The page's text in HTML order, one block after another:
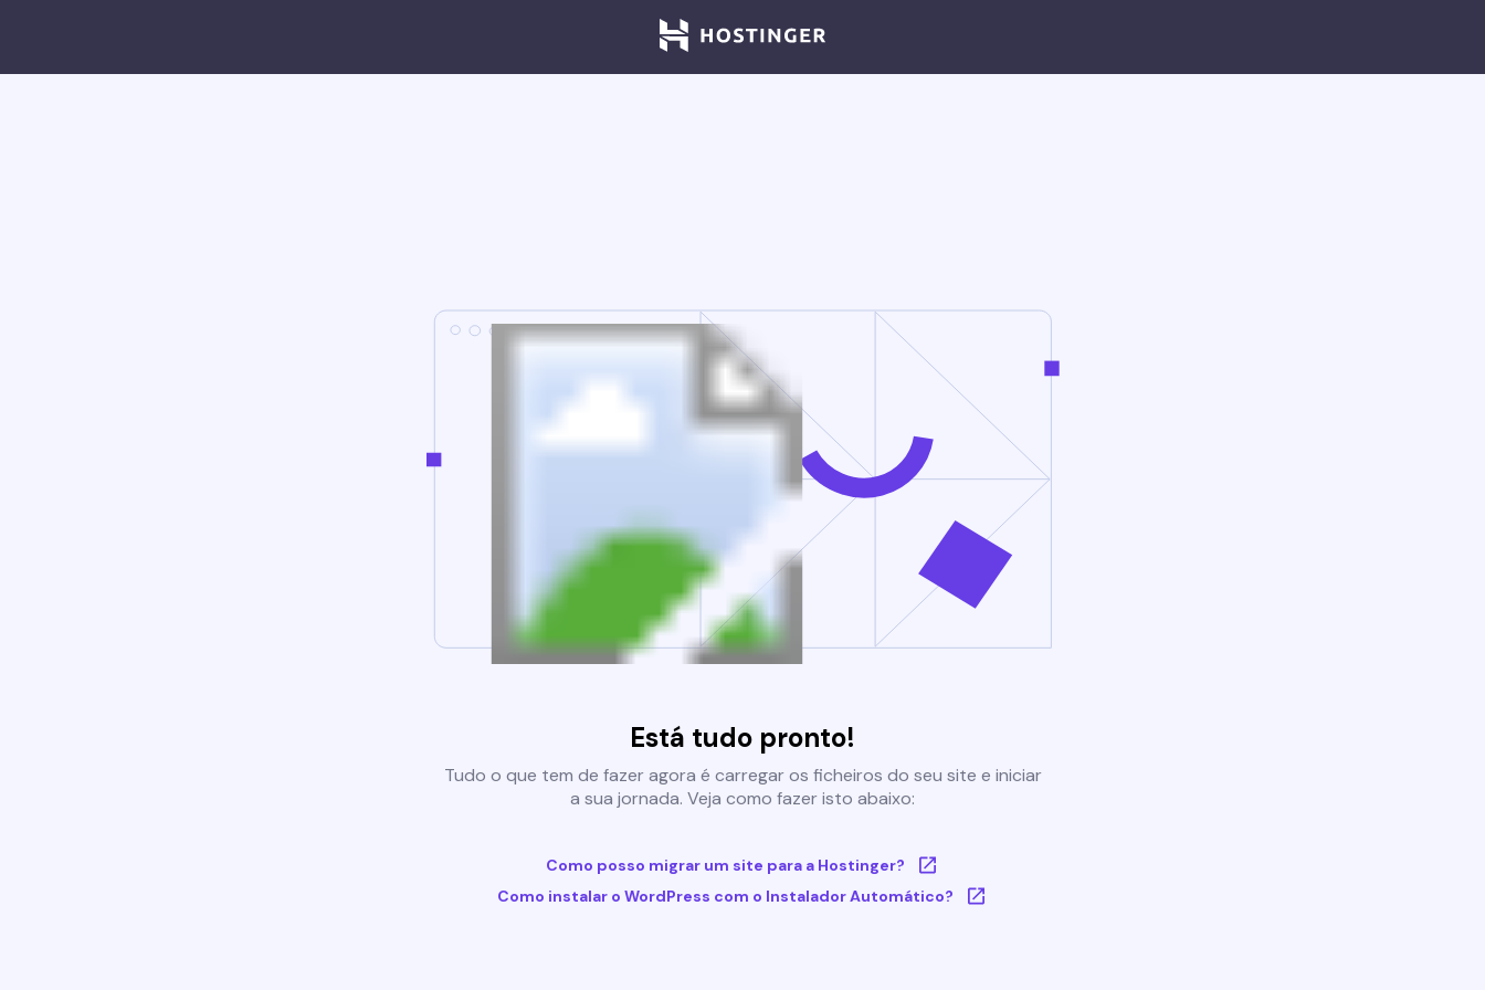
Está tudo pronto!
Tudo o que tem de fazer agora é carregar os ficheiros do seu site e iniciar
a sua jornada. Veja como fazer isto abaixo:
Como posso migrar um site para a Hostinger?
Como instalar o WordPress com o Instalador Automático?